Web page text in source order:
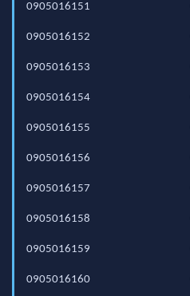
0905016151
0905016152
0905016153
0905016154
0905016155
0905016156
0905016157
0905016158
0905016159
0905016160